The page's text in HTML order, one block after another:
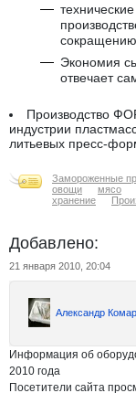
сокращению
Экономия
отвечает
Производство
индустрии
литьевых пресс-
Замороженные
овощи
мясо
хранение
Добавлено:
21 января 2010, 20:04
Александр
Информация об
2010 года
Посетители сайта